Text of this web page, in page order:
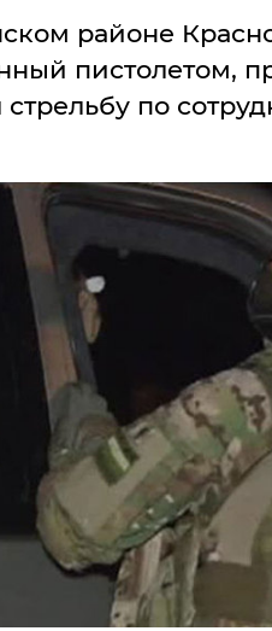
районе
пистолетом,
стрельбу по